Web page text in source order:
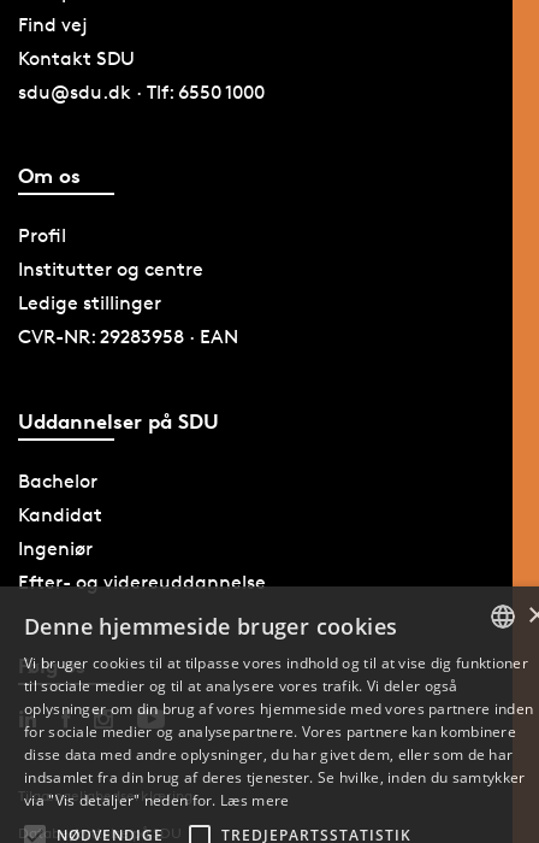
Find vej
Kontakt SDU
sdu@sdu.dk · Tlf: 6550 1000
Om os
Profil
Institutter og centre
Ledige stillinger
CVR-NR: 29283958 · EAN
Uddannelser på SDU
Bachelor
Kandidat
Ingeniør
Efter- og videreuddannelse
Følg os
Tilgængelighedserklæring
Databeskyttelse på SDU
ENGLISH
Denne hjemmeside bruger cookies
Vi bruger cookies til at tilpasse vores indhold og til at vise dig funktioner
til sociale medier og til at analysere vores trafik. Vi deler også
oplysninger om din brug af vores hjemmeside med vores partnere inden
for sociale medier og analysepartnere. Vores partnere kan kombinere
disse data med andre oplysninger, du har givet dem, eller som de har
indsamlet fra din brug af deres tjenester. Se hvilke, inden du samtykker
via "Vis detaljer" neden for. Læs mere
NØDVENDIGE
TREDJEPARTSSTATISTIK